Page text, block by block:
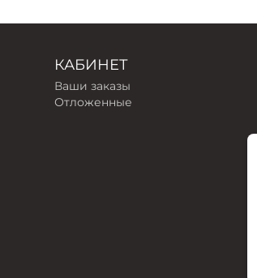
КАБИНЕТ
Ваши заказы
Отложенные